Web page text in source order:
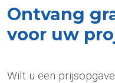
Ontvang
voor uw
Wilt u een